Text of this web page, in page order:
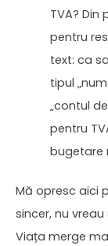
TVA?
pentru
text: ca
tipul
„contul
pentru
bugetare
Mă opresc aici
sincer, nu
Viața merge